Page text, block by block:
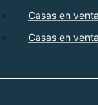
Casas en
Casas en